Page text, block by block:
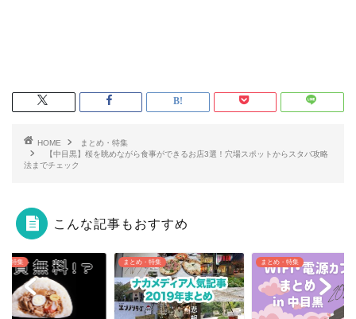
HOME
まとめ・特集
【中目黒】桜を眺めながら食事ができるお店3選！穴場スポットからスタバ攻略
法までチェック
こんな記事もおすすめ
・特集 まとめ・特集 まとめ・特集